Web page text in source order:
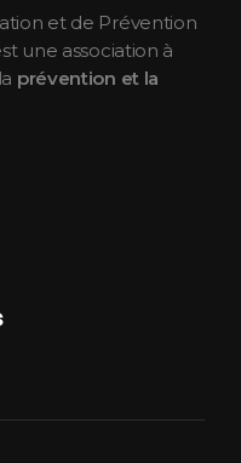
et de Prévention
une association à
prévention et la